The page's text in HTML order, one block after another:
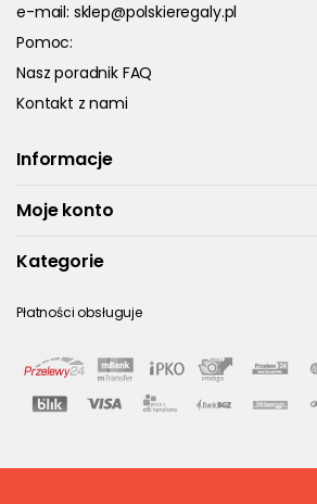
e-mail: sklep@polskieregaly.pl
Pomoc:
Nasz poradnik FAQ
Kontakt z nami
Informacje
Moje konto
Kategorie
Płatności obsługuje